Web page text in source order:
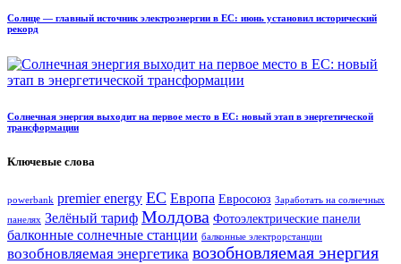
Солнце — главный источник электроэнергии в ЕС: июнь установил исторический
рекорд
Солнечная энергия выходит на первое место в ЕС: новый этап в энергетической
трансформации
Ключевые слова
powerbank premier energy ЕС Европа Евросоюз Заработать на солнечных
панелях Зелёный тариф Молдова Фотоэлектрические панели
балконные солнечные станции балконные электрорстанции
возобновляемая энергетика возобновляемая энергия